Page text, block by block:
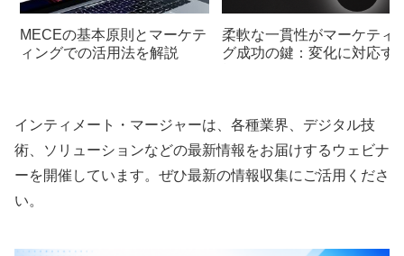
MECEの基本原則とマーケテ
ィングでの活用法を解説
柔軟な一貫性がマーケティ
グ成功の鍵：変化に対応す
インティメート・マージャーは、各種業界、デジタル技
術、ソリューションなどの最新情報をお届けするウェビナ
ーを開催しています。ぜひ最新の情報収集にご活用くださ
い。